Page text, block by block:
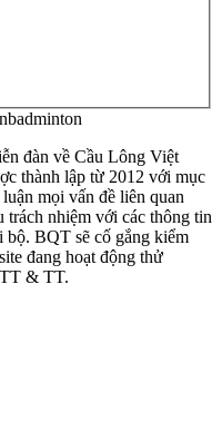
đàn về Cầu Lông Việt
thành lập từ 2012 với mục
mọi vấn đề liên quan
trách nhiệm với các thông tin
bộ. BQT sẽ cố gắng kiểm
đang hoạt động thử
& TT.